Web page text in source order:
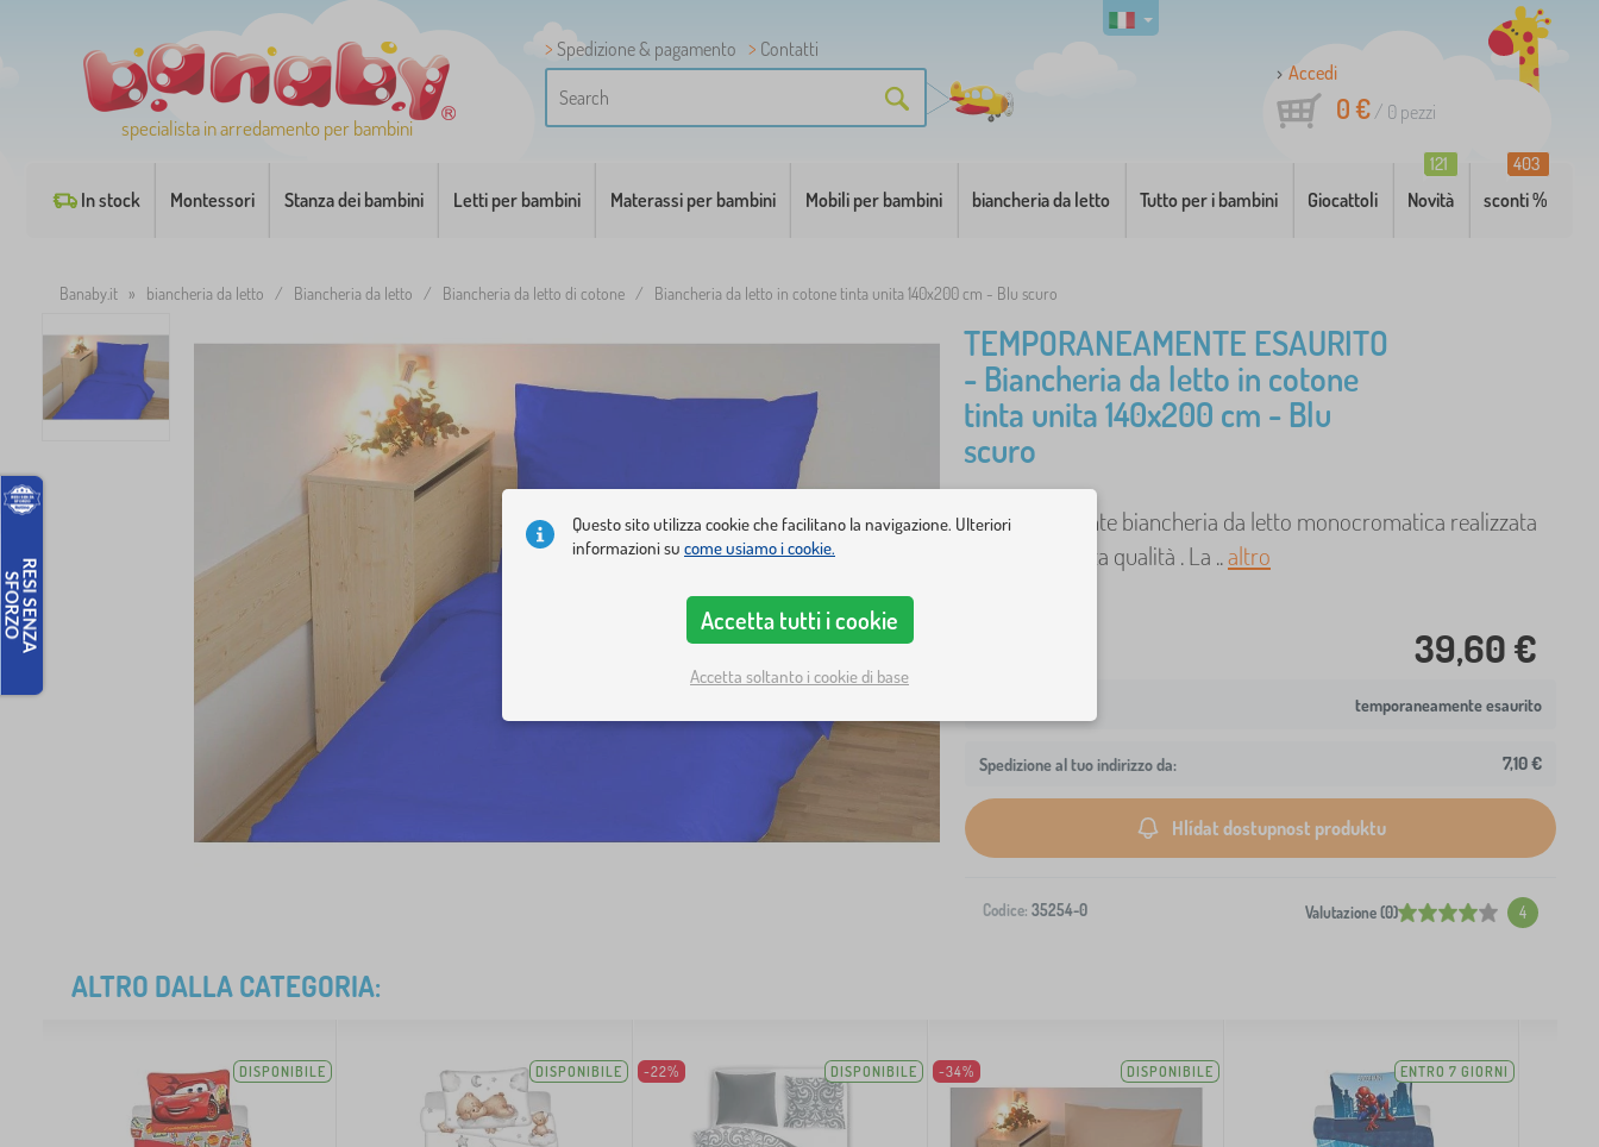
specialista in arredamento per bambini
Spedizione & pagamento
Contatti
Accedi
0 €/ 0 pezzi
In stock Montessori Stanza dei bambini Letti per bambini Materassi per bambini Mobili per bambini biancheria da letto Tutto per i bambini Giocattoli Novità
121
sconti %
403
Banaby.it » biancheria da letto / Biancheria da letto / Biancheria da letto di cotone / Biancheria da letto in cotone tinta unita 140x200 cm - Blu scuro
TEMPORANEAMENTE ESAURITO
- Biancheria da letto in cotone
tinta unita 140x200 cm - Blu
scuro
Bella ed elegante biancheria da letto monocromatica realizzata
in cotone di alta qualità . La ..altro
39,60 €
temporaneamente esaurito
Spedizione al tuo indirizzo da: 7,10 €
Hlídat dostupnost produktu
Codice: 35254-0 Valutazione (0) 4
ALTRO DALLA CATEGORIA:
DISPONIBILE DISPONIBILE -22% DISPONIBILE -34% DISPONIBILE ENTRO 7 GIORNI
Questo sito utilizza cookie che facilitano la navigazione. Ulteriori
informazioni su come usiamo i cookie.
Accetta tutti i cookie
Accetta soltanto i cookie di base